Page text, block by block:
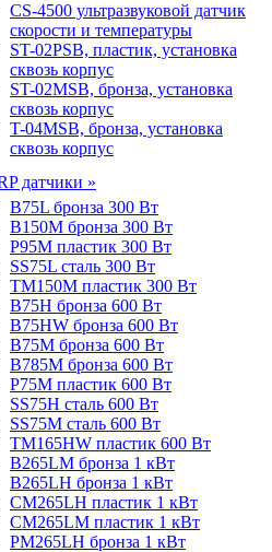
CS-4500 ультразвуковой датчик
скорости и температуры
ST-02PSB, пластик, установка
сквозь корпус
ST-02MSB, бронза, установка
сквозь корпус
T-04MSB, бронза, установка
сквозь корпус
датчики »
B75L бронза 300 Вт
B150M бронза 300 Вт
P95M пластик 300 Вт
SS75L сталь 300 Вт
TM150M пластик 300 Вт
B75H бронза 600 Вт
B75HW бронза 600 Вт
B75M бронза 600 Вт
B785M бронза 600 Вт
P75M пластик 600 Вт
SS75H сталь 600 Вт
SS75M сталь 600 Вт
TM165HW пластик 600 Вт
B265LM бронза 1 кВт
B265LH бронза 1 кВт
CM265LH пластик 1 кВт
CM265LM пластик 1 кВт
PM265LH бронза 1 кВт